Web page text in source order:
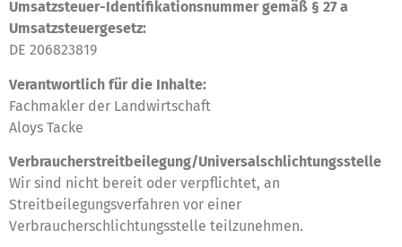
Umsatzsteuer-Identifikationsnummer gemäß § 27 a
Umsatzsteuergesetz:
DE 206823819
Verantwortlich für die Inhalte:
Fachmakler der Landwirtschaft
Aloys Tacke
Verbraucher­streit­beilegung/Universal­schlichtungs­stelle
Wir sind nicht bereit oder verpflichtet, an
Streitbeilegungsverfahren vor einer
Verbraucherschlichtungsstelle teilzunehmen.